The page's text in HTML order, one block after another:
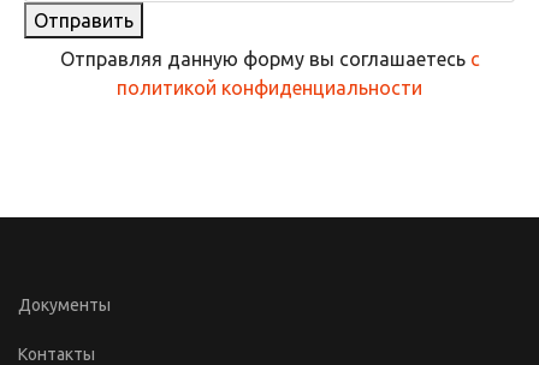
Отправить
Отправляя данную форму вы соглашаетесь с
политикой конфиденциальности
Документы
Контакты